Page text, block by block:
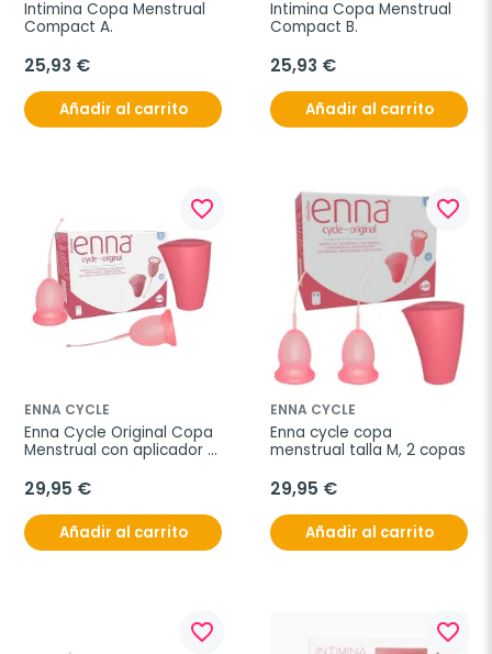
Intimina Copa Menstrual
25,93 €
Añadir al carrito
Intimina Copa Menstrual
25,93 €
Añadir al carrito
favorite_border
ENNA CYCLE
Enna Cycle Original Copa
Menstrual con aplicador
29,95 €
Añadir al carrito
favorite_border
ENNA CYCLE
Enna cycle copa
menstrual talla M, 2 copas
29,95 €
Añadir al carrito
favorite_border favorite_border